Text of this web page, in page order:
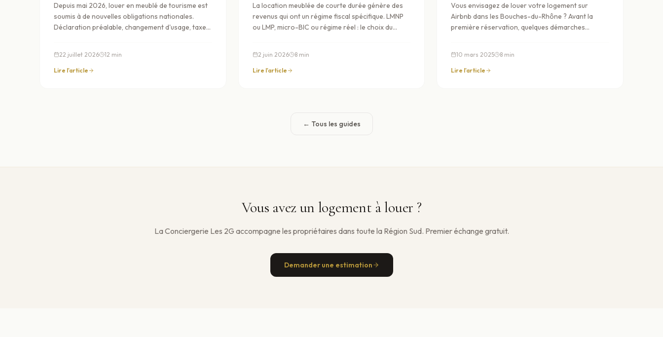
Depuis mai 2026, louer en meublé de tourisme est
soumis à de nouvelles obligations nationales.
Déclaration préalable, changement d'usage, taxe
— un bien à Martigues ou en PACA, avec les règles
spécifiques de chaque commune.
22 juillet 2026 12 min
Lire l'article
La location meublée de courte durée génère des
revenus qui ont un régime fiscal spécifique. LMNP
ou LMP, micro-BIC ou régime réel : le choix du
comprendre avant de vous lancer — sans
remplacer les conseils d'un comptable.
2 juin 2026 8min
Lire l'article
Vous envisagez de louer votre logement sur
Airbnb dans les Bouches-du-Rhône ? Avant la
première réservation, quelques démarches
secondaire, et selon la commune.
10 mars 2025 8 min
Lire l'article
← Tous les guides
Vous avez un logement à louer ?
La Conciergerie Les 2G accompagne les propriétaires dans toute la Région Sud. Premier échange gratuit.
Demander une estimation